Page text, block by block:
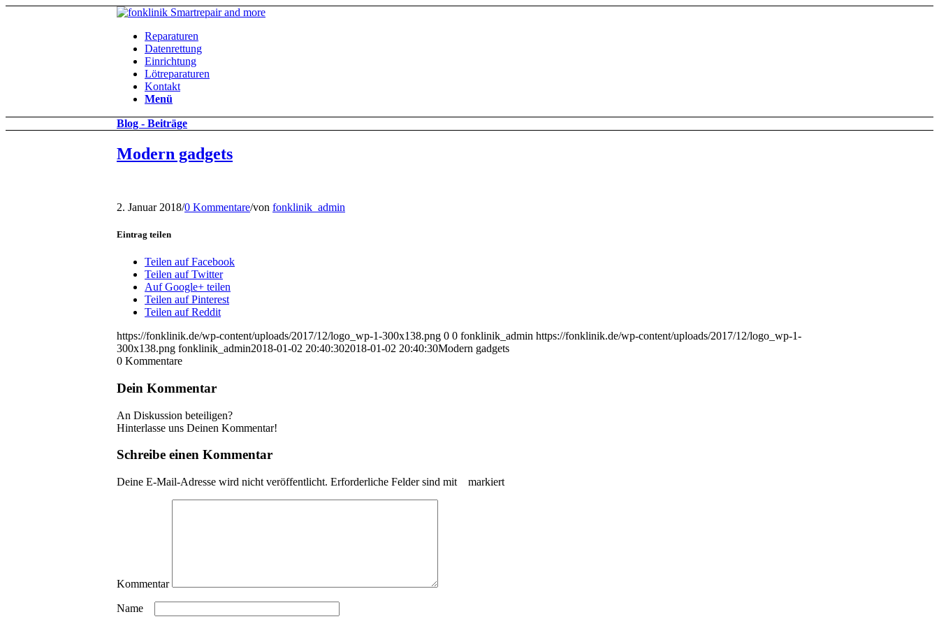
Reparaturen
Datenrettung
Einrichtung
Lötreparaturen
Kontakt
Menü
Blog - Beiträge
Modern gadgets
2. Januar 2018/0 Kommentare/von fonklinik_admin
Eintrag teilen
Teilen auf Facebook
Teilen auf Twitter
Auf Google+ teilen
Teilen auf Pinterest
Teilen auf Reddit
https://fonklinik.de/wp-content/uploads/2017/12/logo_wp-1-300x138.png 0 0 fonklinik_admin https://fonklinik.de/wp-content/uploads/2017/12/logo_wp-1-
300x138.png fonklinik_admin2018-01-02 20:40:302018-01-02 20:40:30Modern gadgets
0 Kommentare
Dein Kommentar
An Diskussion beteiligen?
Hinterlasse uns Deinen Kommentar!
Schreibe einen Kommentar
Deine E-Mail-Adresse wird nicht veröffentlicht. Erforderliche Felder sind mit markiert
Kommentar
Name